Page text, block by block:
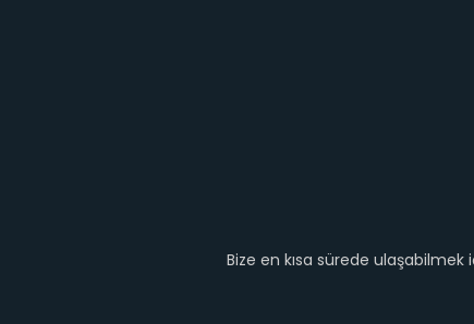
Bize en kısa sürede